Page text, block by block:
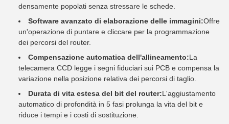
densamente popolati senza stressare le schede.
Software avanzato di elaborazione delle immagini:Offre
un'operazione di puntare e cliccare per la programmazione
dei percorsi del router.
Compensazione automatica dell'allineamento:La
telecamera CCD legge i segni fiduciari sui PCB e compensa la
variazione nella posizione relativa dei percorsi di taglio.
Durata di vita estesa del bit del router:L'aggiustamento
automatico di profondità in 5 fasi prolunga la vita del bit e
riduce i tempi e i costi di sostituzione.